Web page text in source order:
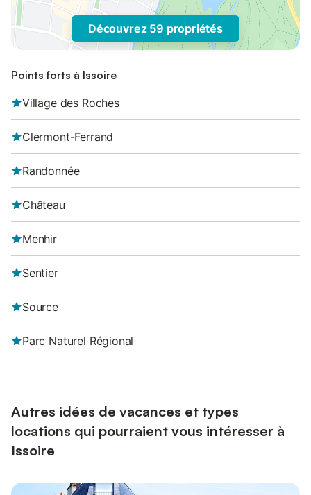
Découvrez 59 propriétés
Points forts à Issoire
Village des Roches
Clermont-Ferrand
Randonnée
Château
Menhir
Sentier
Source
Parc Naturel Régional
Autres idées de vacances et types
locations qui pourraient vous intéresser à
Issoire